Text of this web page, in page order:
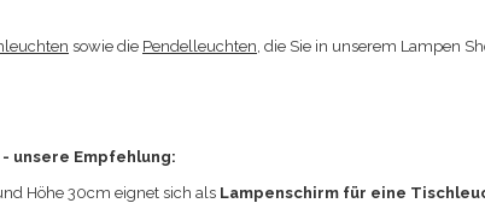
sowie die Pendelleuchten, die Sie in unserem Lampen
unsere Empfehlung:
Höhe 30cm eignet sich als Lampenschirm für eine